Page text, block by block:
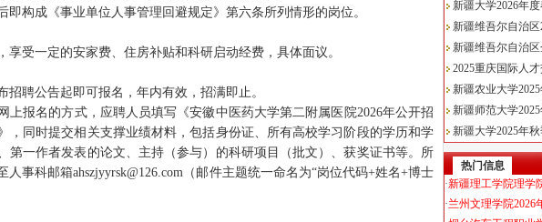
即构成《事业单位人事管理回避规定》第六条所列情形的岗位。
享受一定的安家费、住房补贴和科研启动经费，具体面议。
招聘公告起即可报名，年内有效，招满即止。
上报名的方式，应聘人员填写《安徽中医药大学第二附属医院2026年公开招
，同时提交相关支撑业绩材料，包括身份证、所有高校学习阶段的学历和学
第一作者发表的论文、主持（参与）的科研项目（批文）、获奖证书等。所
人事科邮箱ahszjyyrsk@126.com（邮件主题统一命名为“岗位代码+姓名+博士